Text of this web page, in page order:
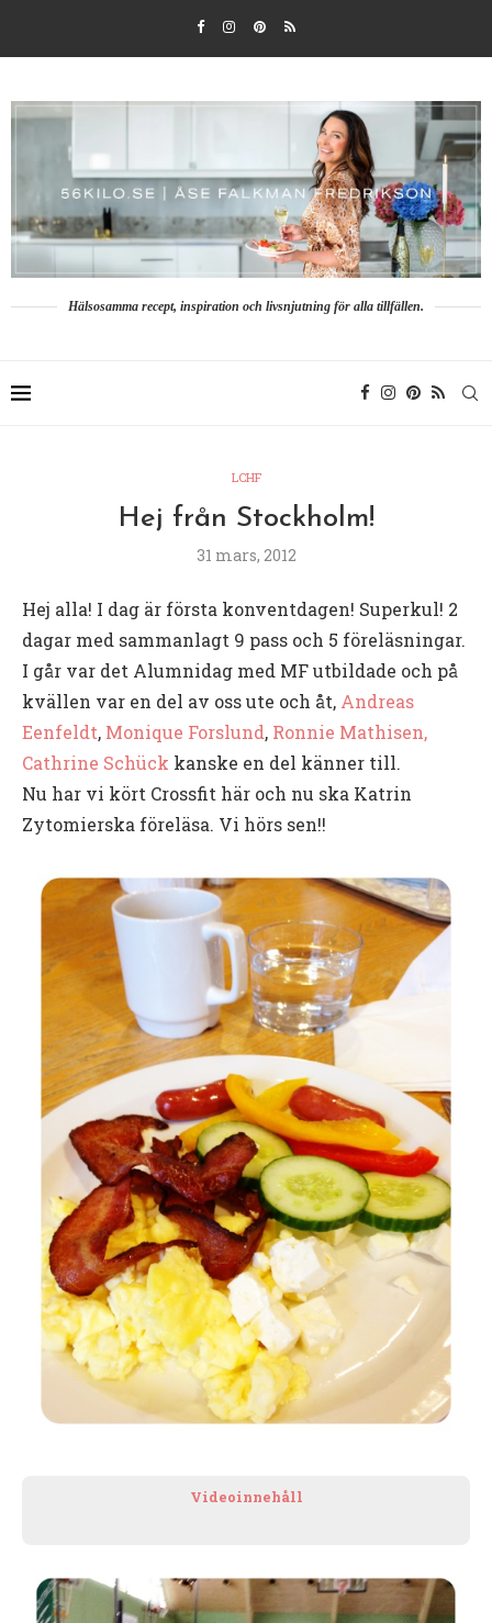
Hälsosamma recept, inspiration och livsnjutning för alla tillfällen.
LCHF
Hej från Stockholm!
31 mars, 2012
Hej alla! I dag är första konventdagen! Superkul! 2
dagar med sammanlagt 9 pass och 5 föreläsningar.
I går var det Alumnidag med MF utbildade och på
kvällen var en del av oss ute och åt, Andreas
Eenfeldt, Monique Forslund, Ronnie Mathisen,
Cathrine Schück kanske en del känner till.
Nu har vi kört Crossfit här och nu ska Katrin
Zytomierska föreläsa. Vi hörs sen!!
Videoinnehåll